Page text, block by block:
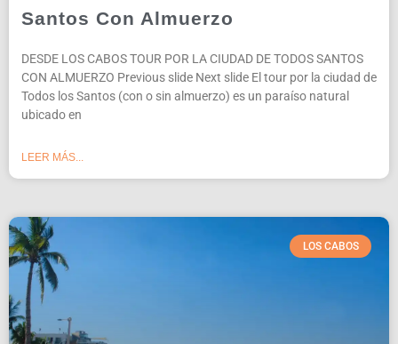
Santos Con Almuerzo
DESDE LOS CABOS TOUR POR LA CIUDAD DE TODOS SANTOS
CON ALMUERZO Previous slide Next slide El tour por la ciudad de
Todos los Santos (con o sin almuerzo) es un paraíso natural
ubicado en
LEER MÁS...
LOS CABOS